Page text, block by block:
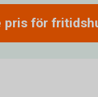
pris för